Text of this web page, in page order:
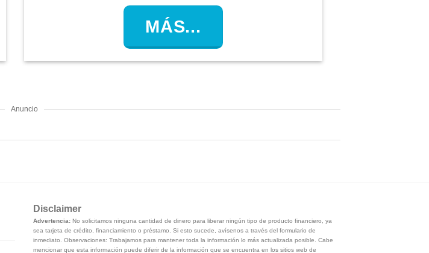
MÁS...
Anuncio
Disclaimer
Advertencia: No solicitamos ninguna cantidad de dinero para liberar ningún tipo de producto financiero, ya
sea tarjeta de crédito, financiamiento o préstamo. Si esto sucede, avísenos a través del formulario de
inmediato. Observaciones: Trabajamos para mantener toda la información lo más actualizada posible. Cabe
mencionar que esta información puede diferir de la información que se encuentra en los sitios web de